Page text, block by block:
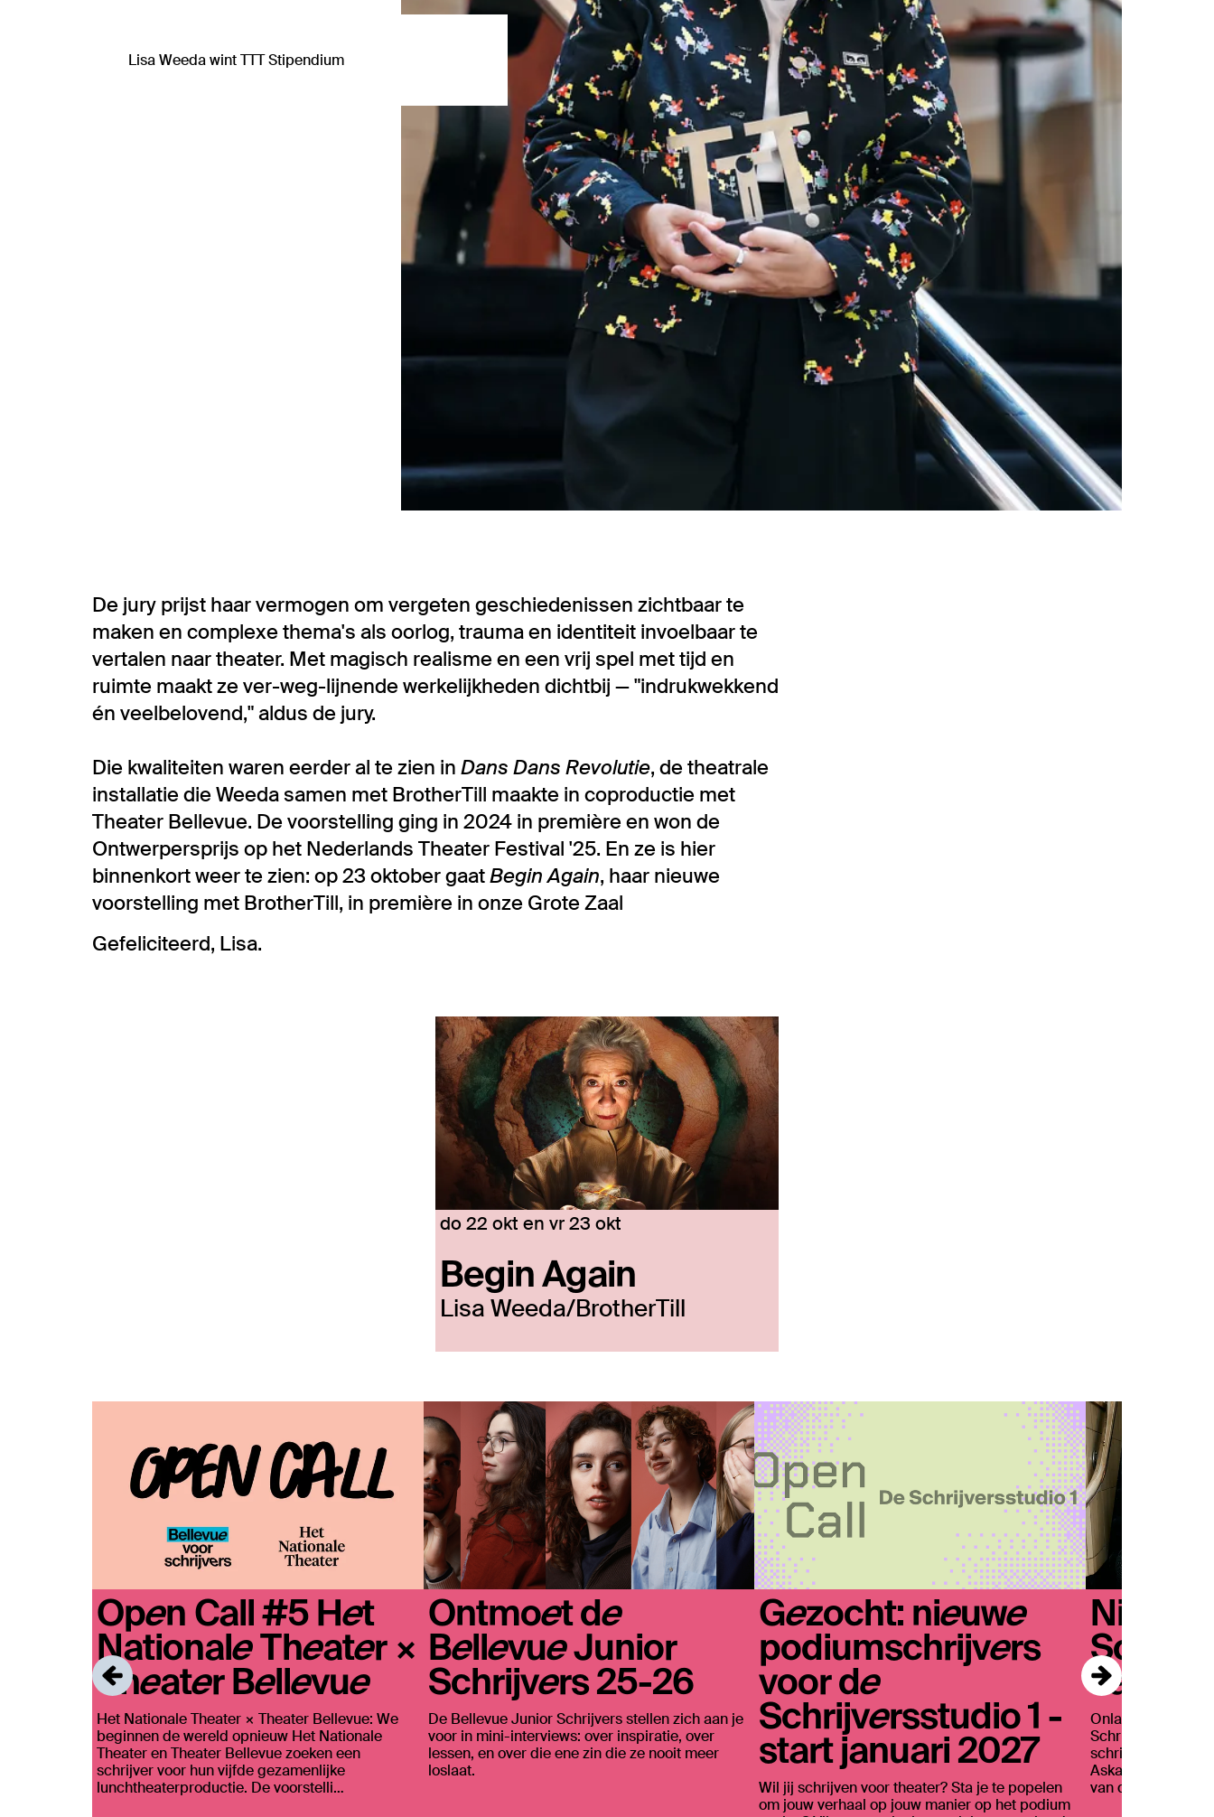
Lisa Weeda wint TTT Stipendium
De jury prijst haar vermogen om vergeten geschiedenissen zichtbaar te
maken en complexe thema's als oorlog, trauma en identiteit invoelbaar te
vertalen naar theater. Met magisch realisme en een vrij spel met tijd en
ruimte maakt ze ver-weg-lijnende werkelijkheden dichtbij — "indrukwekkend
én veelbelovend," aldus de jury.
Die kwaliteiten waren eerder al te zien in Dans Dans Revolutie, de theatrale
installatie die Weeda samen met BrotherTill maakte in coproductie met
Theater Bellevue. De voorstelling ging in 2024 in première en won de
Ontwerpersprijs op het Nederlands Theater Festival '25. En ze is hier
binnenkort weer te zien: op 23 oktober gaatBegin Again, haar nieuwe
voorstelling met BrotherTill, in première in onze Grote Zaal
Gefeliciteerd, Lisa.
Begin Again
Lisa Weeda/BrotherTill
do 22 okt en vr 23 okt
Overslaan
Open Call #5 Het
Nationale Theater ×
Theater Bellevue
Het Nationale Theater × Theater Bellevue: We
beginnen de wereld opnieuw Het Nationale
Theater en Theater Bellevue zoeken een
schrijver voor hun vijfde gezamenlijke
lunchtheaterproductie. De voorstelli…
Ontmoet de
Bellevue Junior
Schrijvers 25-26
De Bellevue Junior Schrijvers stellen zich aan je
voor in mini-interviews: over inspiratie, over
lessen, en over die ene zin die ze nooit meer
loslaat.
Gezocht: nieuwe
podiumschrijvers
voor de
Schrijversstudio 1 -
start januari 2027
Wil jij schrijven voor theater? Sta je te popelen
om jouw verhaal op jouw manier op het podium
van
Onlangs gingen
Schrijversstudio 1
schrijvers van De
Aska Hayakawa,
van der Velde